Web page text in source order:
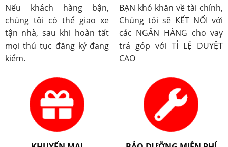
Nếu khách hàng bận,
chúng tôi có thể giao xe
tận nhà, sau khi hoàn tất
mọi thủ tục đăng ký đang
kiểm.
BẠN khó khăn về tài chính,
Chúng tôi sẽ KẾT NỐI với
các NGÂN HÀNG cho vay
trả góp với TỈ LỆ DUYỆT
CAO